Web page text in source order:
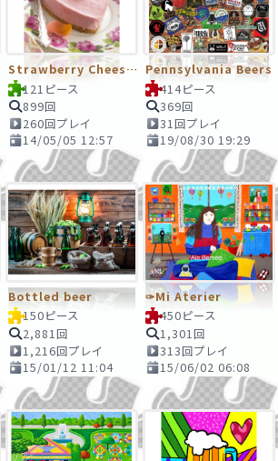
Strawberry Cheesecake
121ピース
899回
260回プレイ
14/05/05 12:57
Pennsylvania Beers
414ピース
369回
31回プレイ
19/08/30 19:29
Bottled beer
150ピース
2,881回
1,216回プレイ
15/01/12 11:04
✑Mi Aterier
450ピース
1,301回
313回プレイ
15/06/02 06:08